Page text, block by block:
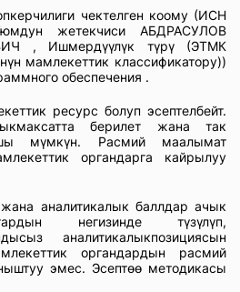
чектелген коому (ИСН
жетекчиси АБДРАСУЛОВ
, Ишмердүүлүк түрү (ЭТМК
мамлекеттик классификатору))
обеспечения .
ресурс болуп эсептелбейт.
берилет жана так
мүмкүн. Расмий маалымат
органдарга кайрылуу
аналитикалык баллдар ачык
негизинде түзүлүп,
аналитикалыкпозициясын
органдардын расмий
эмес. Эсептөө методикасы